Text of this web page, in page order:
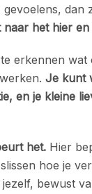
dan
naar het hier en
erkennen wat
Je kunt
en je kleine
het. Hier
hoe je
bewust